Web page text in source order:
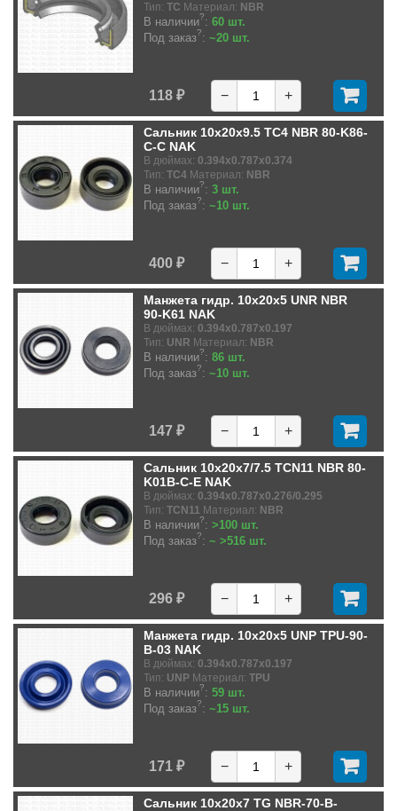
Тип: TC Материал: NBR
В наличии?: 60 шт.
Под заказ?: ~20 шт.
118 ₽ − +
Сальник 10x20x9.5 TC4 NBR 80-K86-
C-C NAK
В дюймах: 0.394x0.787x0.374
Тип: TC4 Материал: NBR
В наличии?: 3 шт.
Под заказ?: ~10 шт.
400 ₽ − +
Манжета гидр. 10x20x5 UNR NBR
90-K61 NAK
В дюймах: 0.394x0.787x0.197
Тип: UNR Материал: NBR
В наличии?: 86 шт.
Под заказ?: ~10 шт.
147 ₽ − +
Сальник 10x20x7/7.5 TCN11 NBR 80-
K01B-C-E NAK
В дюймах: 0.394x0.787x0.276/0.295
Тип: TCN11 Материал: NBR
В наличии?: >100 шт.
Под заказ?: ~ >516 шт.
296 ₽ − +
Манжета гидр. 10x20x5 UNP TPU-90-
B-03 NAK
В дюймах: 0.394x0.787x0.197
Тип: UNP Материал: TPU
В наличии?: 59 шт.
Под заказ?: ~15 шт.
171 ₽ − +
Сальник 10x20x7 TG NBR-70-B-